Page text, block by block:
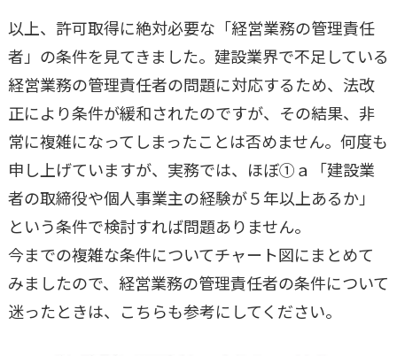
以上、許可取得に絶対必要な「経営業務の管理責任
者」の条件を見てきました。建設業界で不足している
経営業務の管理責任者の問題に対応するため、法改
正により条件が緩和されたのですが、その結果、非
常に複雑になってしまったことは否めません。何度も
申し上げていますが、実務では、ほぼ①ａ「建設業
者の取締役や個人事業主の経験が５年以上あるか」
という条件で検討すれば問題ありません。
今までの複雑な条件についてチャート図にまとめて
みましたので、経営業務の管理責任者の条件について
迷ったときは、こちらも参考にしてください。